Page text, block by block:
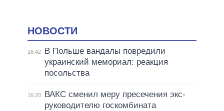
НОВОСТИ
16:42
В Польше вандалы повредили
украинский мемориал: реакция
посольства
16:20
ВАКС сменил меру пресечения экс-
руководителю госкомбината